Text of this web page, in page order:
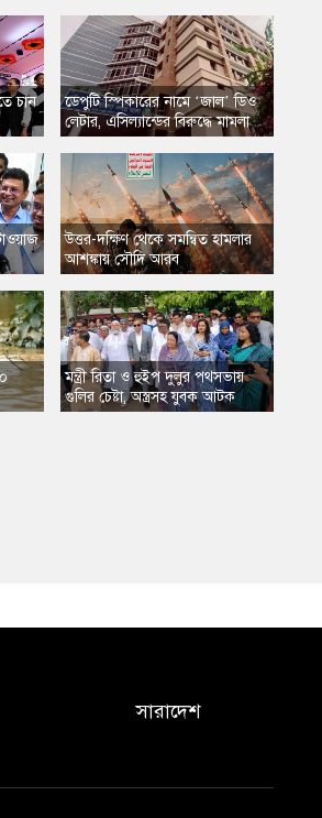
চান
​ডেপুটি স্পিকারের নামে ‘জাল’ ডিও
লেটার, এসিল্যান্ডের বিরুদ্ধে মামলা
​উত্তর-দক্ষিণ থেকে সমন্বিত হামলার
আশঙ্কায় সৌদি আরব
​মন্ত্রী রিতা ও হুইপ দুলুর পথসভায়
গুলির চেষ্টা, অস্ত্রসহ যুবক আটক
সারাদেশ